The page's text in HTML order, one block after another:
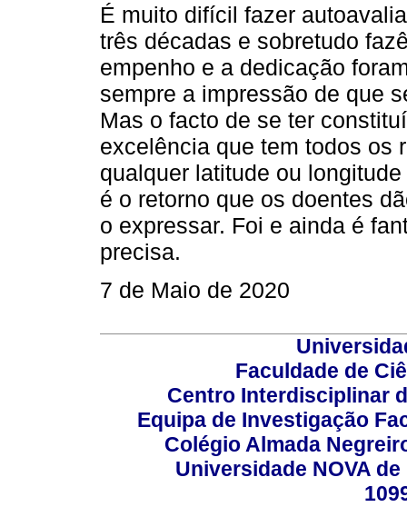
É muito difícil fazer
três décadas e sobretudo
empenho e a dedicação
sempre a impressão de que
Mas o facto de se ter
excelência que tem todos os
qualquer latitude ou
é o retorno que os doentes
o expressar. Foi e ainda é
precisa.
7 de Maio de 2020
Faculdade de
Centro Interdisciplinar
Equipa de Investigação
Colégio Almada
Universidade NOVA